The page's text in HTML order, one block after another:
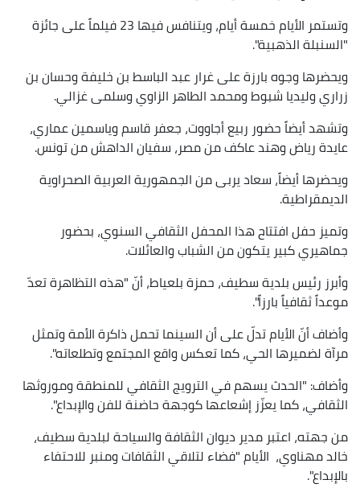
وتستمر الأيام خمسة أيام، ويتنافس فيها 23 فيلماً على جائزة
"السنبلة الذهبية".
ويحضرها وجوه بارزة على غرار عبد الباسط بن خليفة وحسان بن
زراري وليديا شبوط ومحمد الطاهر الزاوي وسلمى غزالي.
وتشهد أيضاً حضور ربيع أجاووت، جعفر قاسم وياسمين عماري،
عايدة رياض وهند عاكف من مصر، سفيان الداهش من تونس.
ويحضرها أيضاً، سعاد يربى من الجمهورية العربية الصحراوية
الديمقراطية.
وتميز حفل افتتاح هذا المحفل الثقافي السنوي، بحضور
جماهيري كبير يتكون من الشباب والعائلات.
وأبرز رئيس بلدية سطيف، حمزة بلعياط، أنّ "هذه التظاهرة تعدّ
موعداً ثقافياً بارزاً".
وأضاف أنّ الأيام تدلّ على أن السينما تحمل ذاكرة الأمة وتمثل
مرآة لضميرها الحي، كما تعكس واقع المجتمع وتطلعاته".
وأضاف: "الحدث يسهم في الترويج الثقافي للمنطقة وموروثها
الثقافي، كما يعزّز إشعاعها كوجهة حاضنة للفن والإبداع".
من جهته، اعتبر مدير ديوان الثقافة والسياحة لبلدية سطيف،
خالد مهناوي، الأيام "فضاء لتلاقي الثقافات ومنبر للاحتفاء
بالإبداع".